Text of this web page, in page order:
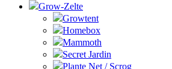
Grow-Zelte
Growtent
Homebox
Mammoth
Secret Jardin
Plante Net / Scrog